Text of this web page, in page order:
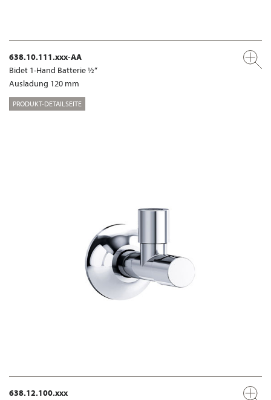
638.10.111.xxx-AA
Bidet 1-Hand Batterie ½“
Ausladung 120 mm
PRODUKT-DETAILSEITE
638.12.100.xxx